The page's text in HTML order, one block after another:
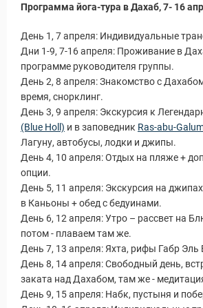
Программа йога-тура в Дахаб, 7- 16
День 1, 7 апреля: Индивидуальные
Дни 1-9, 7-16 апреля: Проживание в
программе руководителя группы.
День 2, 8 апреля: Знакомство с
время, снорклинг.
День 3, 9 апреля: Экскурсия к
(Blue Holl) и в заповедник Ras-abu-
Лагуну, автобусы, лодки и джипы.
День 4, 10 апреля: Отдых на пляже +
опции.
День 5, 11 апреля: Экскурсия на
в Каньоны + обед с бедуинами.
День 6, 12 апреля: Утро – рассвет на
потом - плаваем там же.
День 7, 13 апреля: Яхта, рифы Габр Эль
День 8, 14 апреля: Свободный день,
заката над Дахабом, там же -
День 9, 15 апреля: Набк, пустыня и